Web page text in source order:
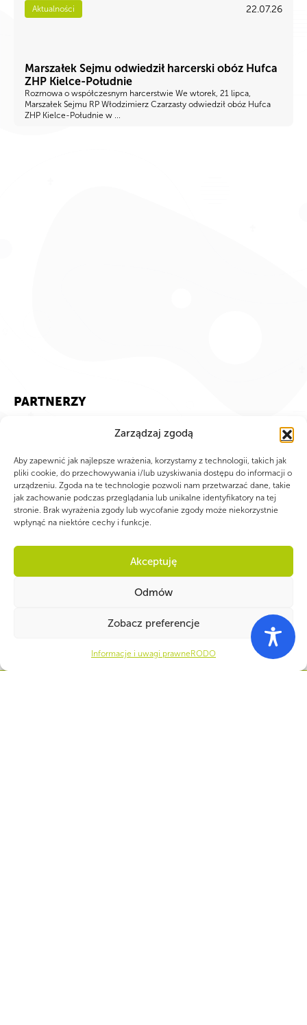
Zarządzaj zgodą
Aby zapewnić jak najlepsze wrażenia, korzystamy z technologii, takich jak
pliki cookie, do przechowywania i/lub uzyskiwania dostępu do informacji o
urządzeniu. Zgoda na te technologie pozwoli nam przetwarzać dane, takie
jak zachowanie podczas przeglądania lub unikalne identyfikatory na tej
stronie. Brak wyrażenia zgody lub wycofanie zgody może niekorzystnie
wpłynąć na niektóre cechy i funkcje.
Akceptuję
Odmów
Zobacz preferencje
Informacje i uwagi prawne RODO
Aktualności 22.07.26
Marszałek Sejmu odwiedził harcerski obóz Hufca
ZHP Kielce-Południe
Rozmowa o współczesnym harcerstwie We wtorek, 21 lipca,
Marszałek Sejmu RP Włodzimierz Czarzasty odwiedził obóz Hufca
ZHP Kielce-Południe w ...
PARTNERZY